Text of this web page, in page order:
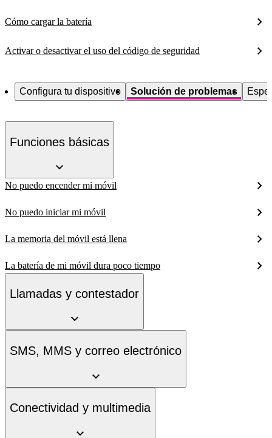
Cómo cargar la batería
Activar o desactivar el uso del código de seguridad
Configura tu dispositivo Solución de problemas
Funciones básicas
No puedo encender mi móvil
No puedo iniciar mi móvil
La memoria del móvil está llena
La batería de mi móvil dura poco tiempo
Llamadas y contestador
SMS, MMS y correo electrónico
Conectividad y multimedia